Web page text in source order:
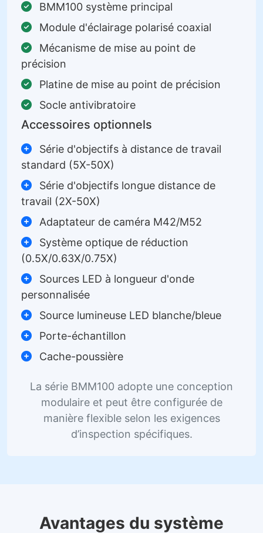
BMM100 système principal
Module d'éclairage polarisé coaxial
Mécanisme de mise au point de
précision
Platine de mise au point de précision
Socle antivibratoire
Accessoires optionnels
Série d'objectifs à distance de travail
standard (5X-50X)
Série d'objectifs longue distance de
travail (2X-50X)
Adaptateur de caméra M42/M52
Système optique de réduction
(0.5X/0.63X/0.75X)
Sources LED à longueur d'onde
personnalisée
Source lumineuse LED blanche/bleue
Porte-échantillon
Cache-poussière
La série BMM100 adopte une conception
modulaire et peut être configurée de
manière flexible selon les exigences
d’inspection spécifiques.
Avantages du système